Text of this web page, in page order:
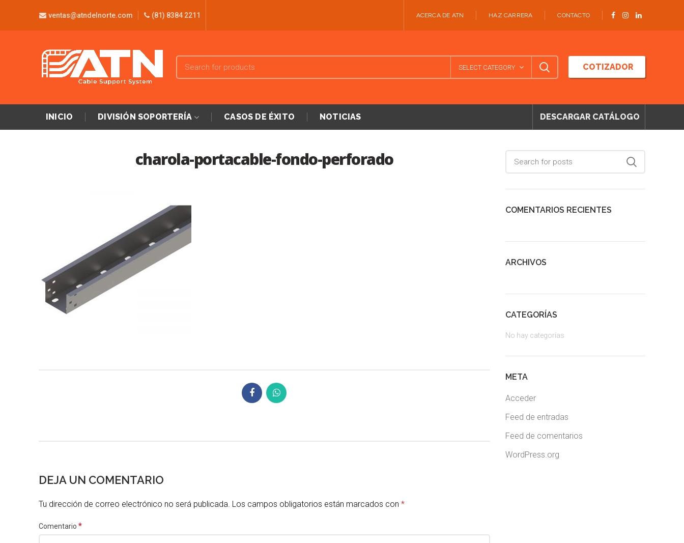
ventas@atndelnorte.com (81) 8384 2211 ACERCA DE ATN HAZ CARRERA CONTACTO
SELECT CATEGORY COTIZADOR
INICIO DIVISIÓN SOPORTERÍA CASOS DE ÉXITO NOTICIAS DESCARGAR CATÁLOGO
charola-portacable-fondo-perforado
DEJA UN COMENTARIO
Tu dirección de correo electrónico no será publicada. Los campos obligatorios están marcados con *
Comentario *
COMENTARIOS RECIENTES
ARCHIVOS
CATEGORÍAS
No hay categorías
META
Acceder
Feed de entradas
Feed de comentarios
WordPress.org